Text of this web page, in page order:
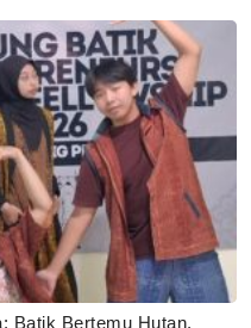
Batik Bertemu Hutan,